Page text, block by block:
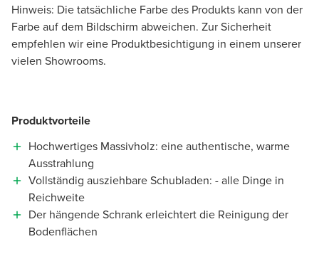
Hinweis: Die tatsächliche Farbe des Produkts kann von der
Farbe auf dem Bildschirm abweichen. Zur Sicherheit
empfehlen wir eine Produktbesichtigung in einem unserer
vielen Showrooms.
Produktvorteile
Hochwertiges Massivholz: eine authentische, warme
Ausstrahlung
Vollständig ausziehbare Schubladen: - alle Dinge in
Reichweite
Der hängende Schrank erleichtert die Reinigung der
Bodenflächen